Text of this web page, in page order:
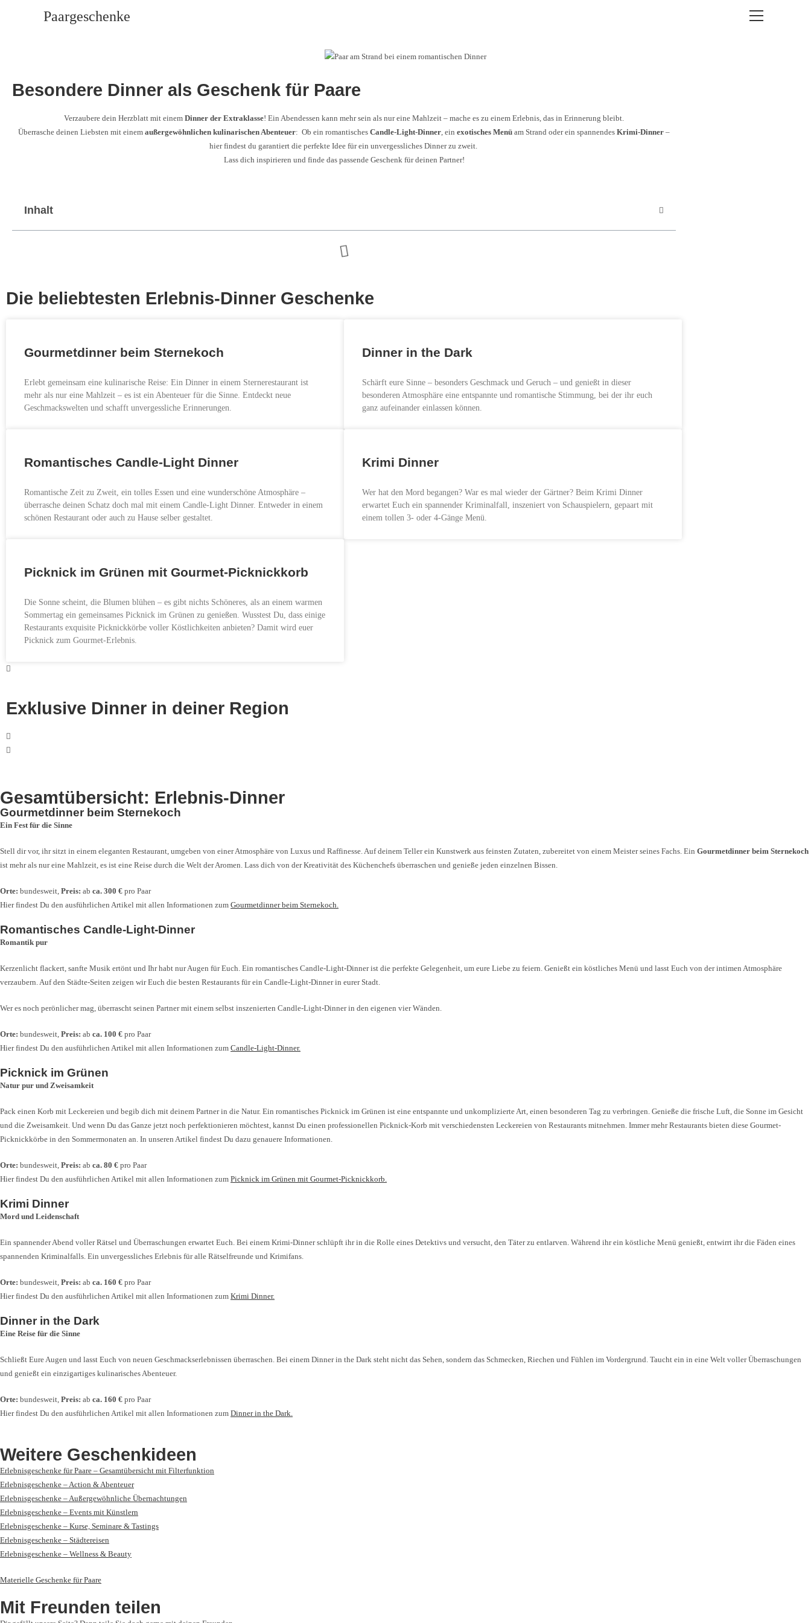
Paargeschenke
Besondere Dinner als Geschenk für Paare
Verzaubere dein Herzblatt mit einem Dinner der Extraklasse! Ein Abendessen kann mehr sein als nur eine Mahlzeit – mache es zu einem Erlebnis, das in Erinnerung bleibt.
Überrasche deinen Liebsten mit einem außergewöhnlichen kulinarischen Abenteuer: Ob ein romantisches Candle-Light-Dinner , ein exotisches Menü am Strand oder ein spannendes Krimi-Dinner –
hier findest du garantiert die perfekte Idee für ein unvergessliches Dinner zu zweit.
Lass dich inspirieren und finde das passende Geschenk für deinen Partner!
Inhalt
Die beliebtesten Erlebnis-Dinner Geschenke
Gourmetdinner beim Sternekoch
Erlebt gemeinsam eine kulinarische Reise: Ein Dinner in einem Sternerestaurant ist
mehr als nur eine Mahlzeit – es ist ein Abenteuer für die Sinne. Entdeckt neue
Geschmackswelten und schafft unvergessliche Erinnerungen.
Dinner in the Dark
Schärft eure Sinne – besonders Geschmack und Geruch – und genießt in dieser
besonderen Atmosphäre eine entspannte und romantische Stimmung, bei der ihr euch
ganz aufeinander einlassen können.
Romantisches Candle-Light Dinner
Romantische Zeit zu Zweit, ein tolles Essen und eine wunderschöne Atmosphäre –
überrasche deinen Schatz doch mal mit einem Candle-Light Dinner. Entweder in einem
schönen Restaurant oder auch zu Hause selber gestaltet.
Krimi Dinner
Wer hat den Mord begangen? War es mal wieder der Gärtner? Beim Krimi Dinner
erwartet Euch ein spannender Kriminalfall, inszeniert von Schauspielern, gepaart mit
einem tollen 3- oder 4-Gänge Menü.
Picknick im Grünen mit Gourmet-Picknickkorb
Die Sonne scheint, die Blumen blühen – es gibt nichts Schöneres, als an einem warmen
Sommertag ein gemeinsames Picknick im Grünen zu genießen. Wusstest Du, dass einige
Restaurants exquisite Picknickkörbe voller Köstlichkeiten anbieten? Damit wird euer
Picknick zum Gourmet-Erlebnis.
Exklusive Dinner in deiner Region
Jetzt entdecken
Gesamtübersicht: Erlebnis-Dinner
Gourmetdinner beim Sternekoch
Ein Fest für die Sinne
Stell dir vor, ihr sitzt in einem eleganten Restaurant, umgeben von einer Atmosphäre von Luxus und Raffinesse. Auf deinem Teller ein Kunstwerk aus feinsten Zutaten, zubereitet von einem Meister seines Fachs. Ein Gourmetdinner beim Sternekoch
ist mehr als nur eine Mahlzeit, es ist eine Reise durch die Welt der Aromen. Lass dich von der Kreativität des Küchenchefs überraschen und genieße jeden einzelnen Bissen.
Orte: bundesweit, Preis: ab ca. 300 € pro Paar
Hier findest Du den ausführlichen Artikel mit allen Informationen zum Gourmetdinner beim Sternekoch.
Romantisches Candle-Light-Dinner
Romantik pur
Kerzenlicht flackert, sanfte Musik ertönt und Ihr habt nur Augen für Euch. Ein romantisches Candle-Light-Dinner ist die perfekte Gelegenheit, um eure Liebe zu feiern. Genießt ein köstliches Menü und lasst Euch von der intimen Atmosphäre
verzaubern. Auf den Städte-Seiten zeigen wir Euch die besten Restaurants für ein Candle-Light-Dinner in eurer Stadt.
Wer es noch perönlicher mag, überrascht seinen Partner mit einem selbst inszenierten Candle-Light-Dinner in den eigenen vier Wänden.
Orte: bundesweit, Preis: ab ca. 100 € pro Paar
Hier findest Du den ausführlichen Artikel mit allen Informationen zum Candle-Light-Dinner.
Picknick im Grünen
Natur pur und Zweisamkeit
Pack einen Korb mit Leckereien und begib dich mit deinem Partner in die Natur. Ein romantisches Picknick im Grünen ist eine entspannte und unkomplizierte Art, einen besonderen Tag zu verbringen. Genieße die frische Luft, die Sonne im Gesicht
und die Zweisamkeit. Und wenn Du das Ganze jetzt noch perfektionieren möchtest, kannst Du einen professionellen Picknick-Korb mit verschiedensten Leckereien von Restaurants mitnehmen. Immer mehr Restaurants bieten diese Gourmet-
Picknickkörbe in den Sommermonaten an. In unseren Artikel findest Du dazu genauere Informationen.
Orte: bundesweit, Preis: ab ca. 80 € pro Paar
Hier findest Du den ausführlichen Artikel mit allen Informationen zum Picknick im Grünen mit Gourmet-Picknickkorb.
Krimi Dinner
Mord und Leidenschaft
Ein spannender Abend voller Rätsel und Überraschungen erwartet Euch. Bei einem Krimi-Dinner schlüpft ihr in die Rolle eines Detektivs und versucht, den Täter zu entlarven. Während ihr ein köstliche Menü genießt, entwirrt ihr die Fäden eines
spannenden Kriminalfalls. Ein unvergessliches Erlebnis für alle Rätselfreunde und Krimifans.
Orte: bundesweit, Preis: ab ca. 160 € pro Paar
Hier findest Du den ausführlichen Artikel mit allen Informationen zum Krimi Dinner.
Dinner in the Dark
Eine Reise für die Sinne
Schließt Eure Augen und lasst Euch von neuen Geschmackserlebnissen überraschen. Bei einem Dinner in the Dark steht nicht das Sehen, sondern das Schmecken, Riechen und Fühlen im Vordergrund. Taucht ein in eine Welt voller Überraschungen
und genießt ein einzigartiges kulinarisches Abenteuer.
Orte: bundesweit, Preis: ab ca. 160 € pro Paar
Hier findest Du den ausführlichen Artikel mit allen Informationen zum Dinner in the Dark.
Weitere Geschenkideen
Erlebnisgeschenke für Paare – Gesamtübersicht mit Filterfunktion
Erlebnisgeschenke – Action & Abenteuer
Erlebnisgeschenke – Außergewöhnliche Übernachtungen
Erlebnisgeschenke – Events mit Künstlern
Erlebnisgeschenke – Kurse, Seminare & Tastings
Erlebnisgeschenke – Städtereisen
Erlebnisgeschenke – Wellness & Beauty
Materielle Geschenke für Paare
Mit Freunden teilen